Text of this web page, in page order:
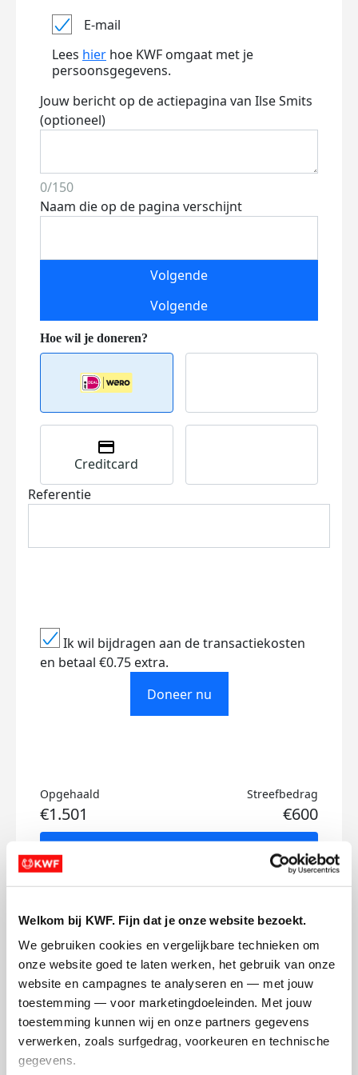
Welkom bij KWF. Fijn dat je onze website bezoekt.
We gebruiken cookies en vergelijkbare technieken om
onze website goed te laten werken, het gebruik van onze
website en campagnes te analyseren en — met jouw
toestemming — voor marketingdoeleinden. Met jouw
toestemming kunnen wij en onze partners gegevens
verwerken, zoals surfgedrag, voorkeuren en technische
gegevens.
E-mail
Lees hier hoe KWF omgaat met je
persoonsgegevens.
Jouw bericht op de actiepagina van Ilse Smits
(optioneel)
0/150
Naam die op de pagina verschijnt
Volgende
Volgende
Creditcard
Referentie
Ik wil bijdragen aan de transactiekosten
en betaal €0.75 extra.
Doneer nu
Opgehaald
€1.501
Streefbedrag
€600
Doneer
Updates
Bijna....
zaterdag 29 juli 2023